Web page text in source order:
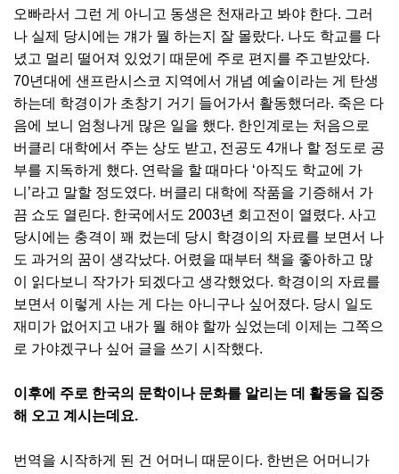
오빠라서 그런 게 아니고 동생은 천재라고 봐야 한다. 그러
나 실제 당시에는 걔가 뭘 하는지 잘 몰랐다. 나도 학교를 다
녔고 멀리 떨어져 있었기 때문에 주로 편지를 주고받았다.
70년대에 샌프란시스코 지역에서 개념 예술이라는 게 탄생
하는데 학경이가 초창기 거기 들어가서 활동했더라. 죽은 다
음에 보니 엄청나게 많은 일을 했다. 한인계로는 처음으로
버클리 대학에서 주는 상도 받고, 전공도 4개나 할 정도로 공
부를 지독하게 했다. 연락을 할 때마다 ‘아직도 학교에 가
니’라고 말할 정도였다. 버클리 대학에 작품을 기증해서 가
끔 쇼도 열린다. 한국에서도 2003년 회고전이 열렸다. 사고
당시에는 충격이 꽤 컸는데 당시 학경이의 자료를 보면서 나
도 과거의 꿈이 생각났다. 어렸을 때부터 책을 좋아하고 많
이 읽다보니 작가가 되겠다고 생각했었다. 학경이의 자료를
보면서 이렇게 사는 게 다는 아니구나 싶어졌다. 당시 일도
재미가 없어지고 내가 뭘 해야 할까 싶었는데 이제는 그쪽으
로 가야겠구나 싶어 글을 쓰기 시작했다.
이후에 주로 한국의 문학이나 문화를 알리는 데 활동을 집중
해 오고 계시는데요.
번역을 시작하게 된 건 어머니 때문이다. 한번은 어머니가